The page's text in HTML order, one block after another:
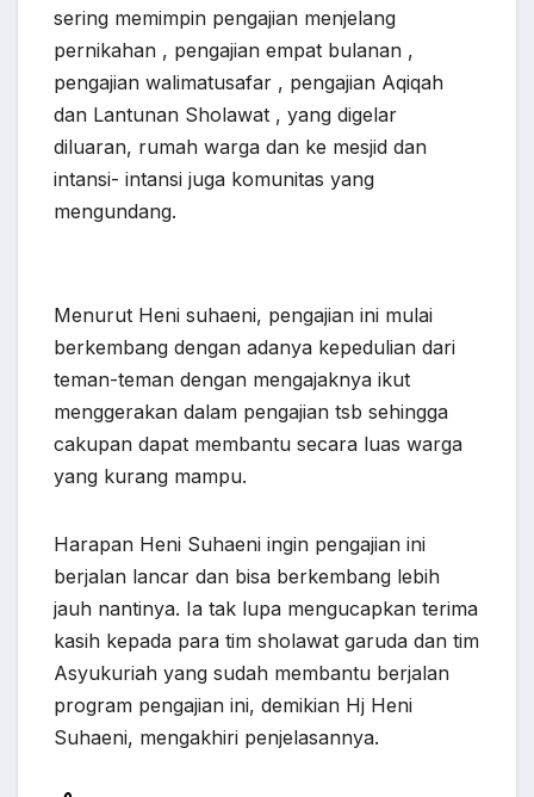
sering memimpin pengajian menjelang
pernikahan , pengajian empat bulanan ,
pengajian walimatusafar , pengajian Aqiqah
dan Lantunan Sholawat , yang digelar
diluaran, rumah warga dan ke mesjid dan
intansi- intansi juga komunitas yang
mengundang.
Menurut Heni suhaeni, pengajian ini mulai
berkembang dengan adanya kepedulian dari
teman-teman dengan mengajaknya ikut
menggerakan dalam pengajian tsb sehingga
cakupan dapat membantu secara luas warga
yang kurang mampu.
Harapan Heni Suhaeni ingin pengajian ini
berjalan lancar dan bisa berkembang lebih
jauh nantinya. Ia tak lupa mengucapkan terima
kasih kepada para tim sholawat garuda dan tim
Asyukuriah yang sudah membantu berjalan
program pengajian ini, demikian Hj Heni
Suhaeni, mengakhiri penjelasannya.